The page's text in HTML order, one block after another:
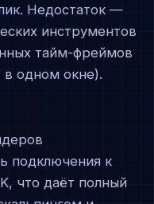
Недостаток —
инструментов
тайм-фреймов
в одном окне).
подключения к
что даёт полный